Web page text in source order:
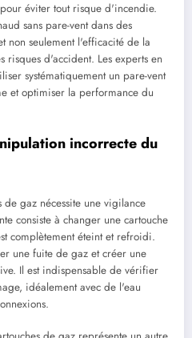
éviter tout risque d'incendie.
sans pare-vent dans des
non seulement l'efficacité de la
risques d'accident. Les experts en
systématiquement un pare-vent
et optimiser la performance du
incorrecte du
de gaz nécessite une vigilance
consiste à changer une cartouche
complètement éteint et refroidi.
une fuite de gaz et créer une
Il est indispensable de vérifier
idéalement avec de l'eau